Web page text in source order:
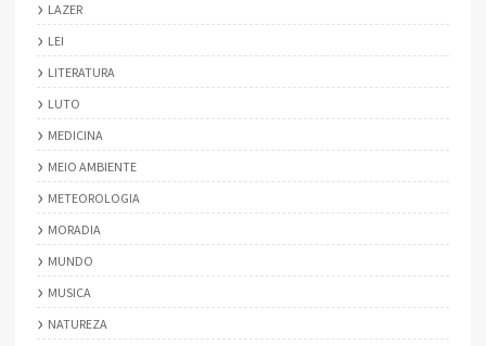
LAZER
LEI
LITERATURA
LUTO
MEDICINA
MEIO AMBIENTE
METEOROLOGIA
MORADIA
MUNDO
MUSICA
NATUREZA